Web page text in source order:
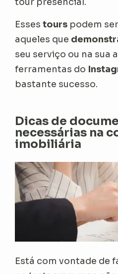
Essestours podem
aqueles que
seu serviço ou na sua
ferramentas do
bastante sucesso.
Dicas de
necessárias na
imobiliária
Está com vontade de